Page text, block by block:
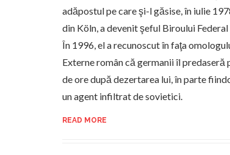
adăpostul pe care şi-l găsise, în iulie
din Köln, a devenit şeful Biroului
În 1996, el a recunoscut în faţa
Externe român că germanii îl predaseră
de ore după dezertarea lui, în parte
un agent infiltrat de sovietici.
READ MORE